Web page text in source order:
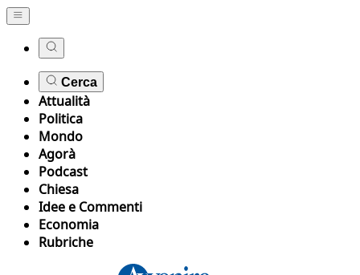
Cerca
Attualità
Politica
Mondo
Agorà
Podcast
Chiesa
Idee e Commenti
Economia
Rubriche